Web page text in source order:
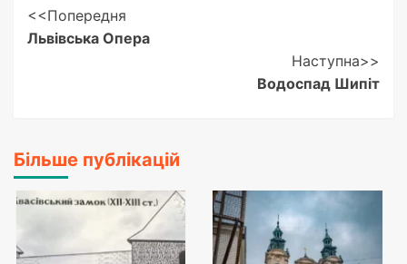
Post
Navigation
<<Попередня
Львівська Опера
Наступна>>
Водоспад Шипіт
Більше публікацій